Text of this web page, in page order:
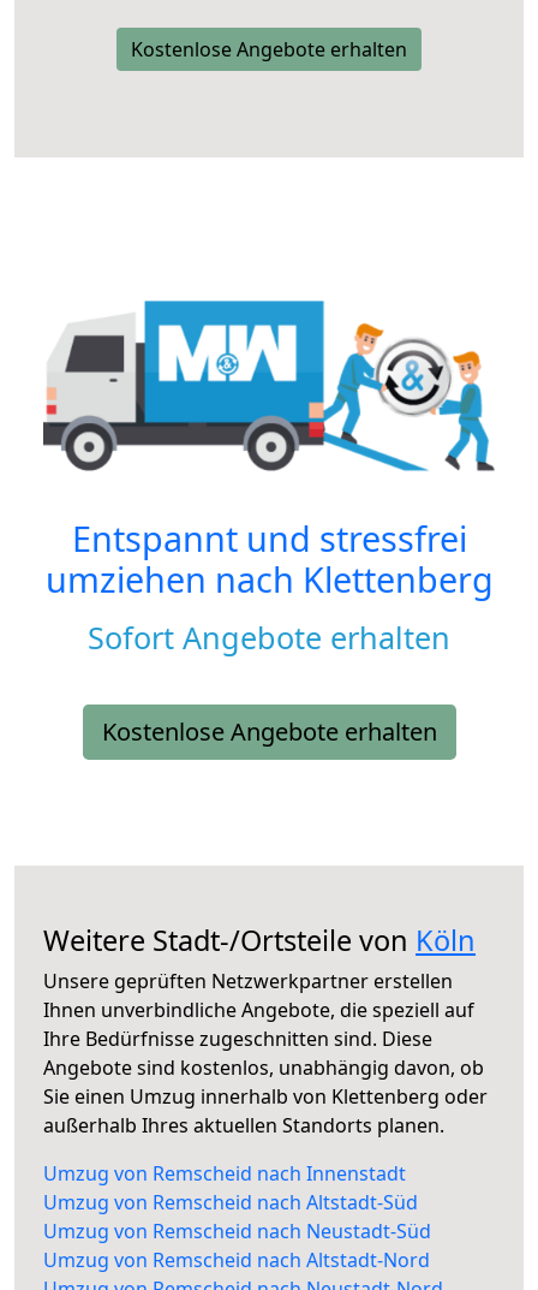
Kostenlose Angebote erhalten
Entspannt und stressfrei
umziehen nach Klettenberg
Sofort Angebote erhalten
Kostenlose Angebote erhalten
Weitere Stadt-/Ortsteile von Köln
Unsere geprüften Netzwerkpartner erstellen
Ihnen unverbindliche Angebote, die speziell auf
Ihre Bedürfnisse zugeschnitten sind. Diese
Angebote sind kostenlos, unabhängig davon, ob
Sie einen Umzug innerhalb von Klettenberg oder
außerhalb Ihres aktuellen Standorts planen.
Umzug von Remscheid nach Innenstadt
Umzug von Remscheid nach Altstadt-Süd
Umzug von Remscheid nach Neustadt-Süd
Umzug von Remscheid nach Altstadt-Nord